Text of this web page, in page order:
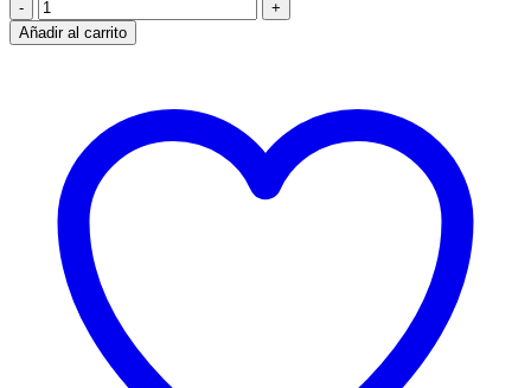
Dispensador
MINI
Jabon
NOBRE
cantidad
Añadir al carrito